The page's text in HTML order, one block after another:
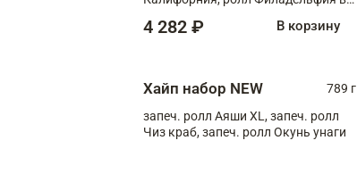
запеч. ролл Моцарелломания, ролл
4 282 ₽ В корзину
Хайп набор NEW
789 г
запеч. ролл Аяши XL, запеч. ролл
Чиз краб, запеч. ролл Окунь унаги